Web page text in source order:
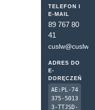
TELEFON I
E-MAIL
89 767 80
41
cuslw@cuslw.pl
ADRES DO
E-
DORĘCZEŃ
AE:PL-74
375-5013
3-TTJSD-